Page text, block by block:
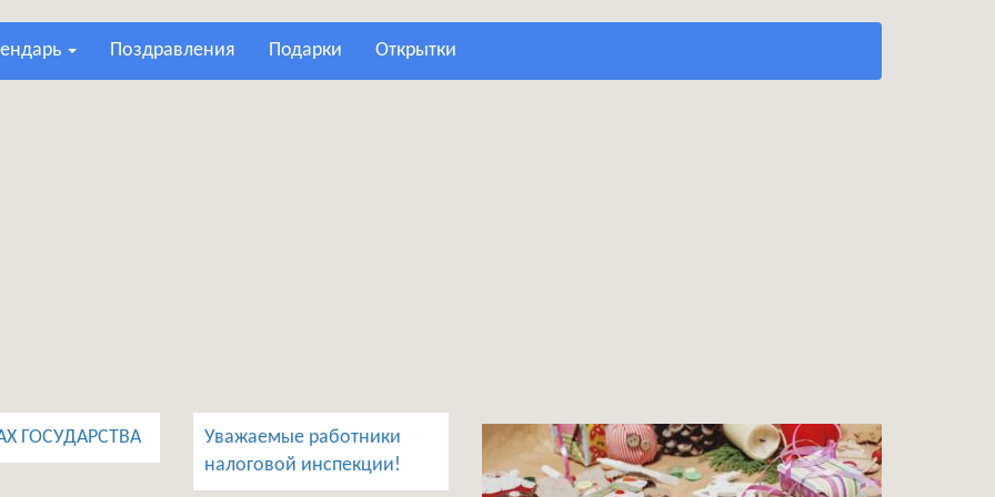
поздравления подарки открытки
ГОСУДАРСТВА
Уважаемые работники
налоговой инспекции!